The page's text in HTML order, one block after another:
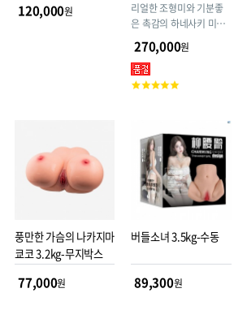
120,000원
리얼한 조형미와 기분좋
은 촉감의 하네사키 미아
중형 오나홀.
270,000원
고
풍만한 가슴의 나카지마
쿄코 3.2kg-무지박스
77,000원
버들소녀 3.5kg-수동
89,300원